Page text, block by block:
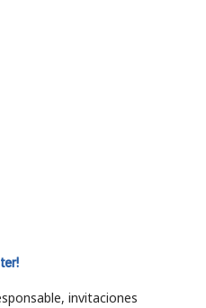
invitaciones